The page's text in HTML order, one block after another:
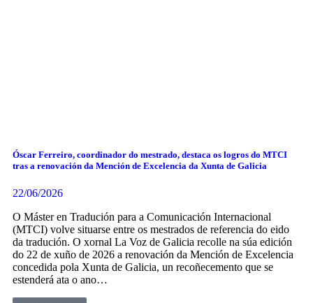
Óscar Ferreiro, coordinador do mestrado, destaca os logros do MTCI
tras a renovación da Mención de Excelencia da Xunta de Galicia
22/06/2026
O Máster en Tradución para a Comunicación Internacional
(MTCI) volve situarse entre os mestrados de referencia do eido
da tradución. O xornal La Voz de Galicia recolle na súa edición
do 22 de xuño de 2026 a renovación da Mención de Excelencia
concedida pola Xunta de Galicia, un recoñecemento que se
estenderá ata o ano…